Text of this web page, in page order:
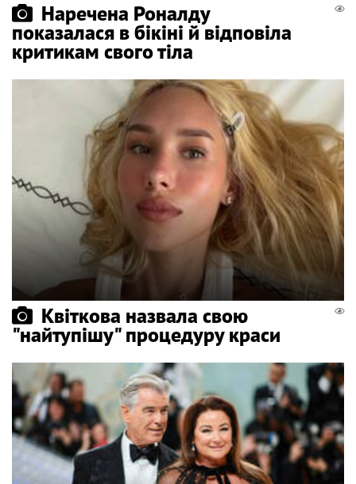
Наречена Роналду
показалася в бікіні й відповіла
критикам свого тіла
Квіткова назвала свою
"найтупішу" процедуру краси